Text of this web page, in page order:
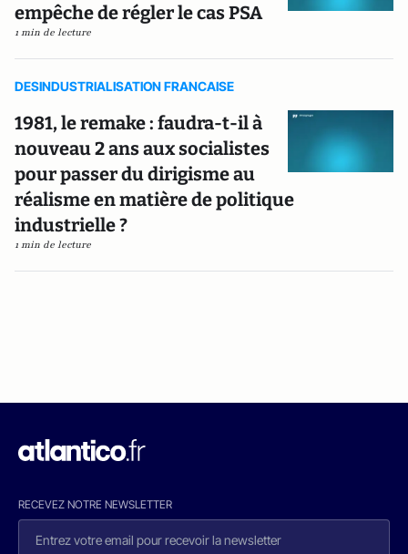
empêche de régler le cas PSA
1 min de lecture
DESINDUSTRIALISATION FRANCAISE
1981, le remake : faudra-t-il à
nouveau 2 ans aux socialistes
pour passer du dirigisme au
réalisme en matière de politique
industrielle ?
1 min de lecture
RECEVEZ NOTRE NEWSLETTER